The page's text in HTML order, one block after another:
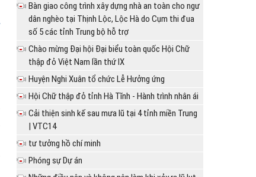
Bàn giao công trình xây dựng nhà an toàn cho ngư
dân nghèo tại Thịnh Lộc, Lộc Hà do Cụm thi đua
số 5 các tỉnh Trung bộ hỗ trợ
Chào mừng Đại hội Đại biểu toàn quốc Hội Chữ
thập đỏ Việt Nam lần thứ IX
Huyện Nghi Xuân tổ chức Lễ Hưởng ứng
Hội Chữ thập đỏ tỉnh Hà Tĩnh - Hành trình nhân ái
Cải thiện sinh kế sau mưa lũ tại 4 tỉnh miền Trung
| VTC14
tư tưởng hồ chí minh
Phóng sự Dự án